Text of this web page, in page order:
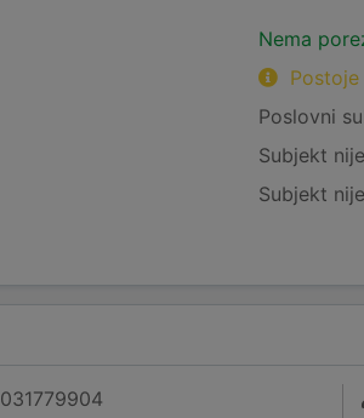
Nema
Poslovni
Subjekt
Subjekt
031779904